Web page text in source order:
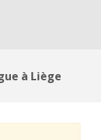
à Liège